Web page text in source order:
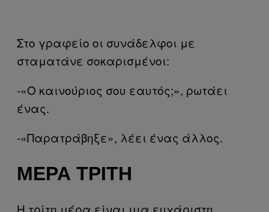
Στο γραφείο οι συνάδελφοι με
σταματάνε σοκαρισμένοι:
-«Ο καινούριος σου εαυτός;», ρωτάει
ένας.
-«Παρατράβηξε», λέει ένας άλλος.
ΜΈΡΑ ΤΡΊΤΗ